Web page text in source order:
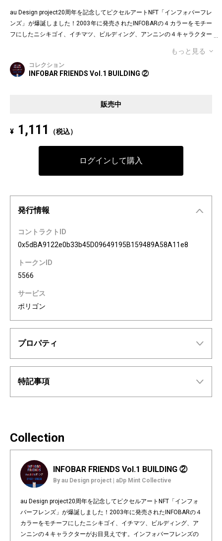
au Design project20周年を記念してピクセルアートNFT「インフォバーフレ
ンズ」が爆誕しました！2003年に発売されたINFOBARの４カラーをモチー
フにしたニシキゴイ、イチマツ、ビルディング、アンニンの４キャラクター
れていた懐かしの絵文字！第１弾は全て絵柄の異なるaDp20thロゴ入り特別
版です。「キャラクター×表情×背景色」の組み合わせパターンは3,200種類
♪あなたのお気に入りはどれですか？
Pixel art NFT "INFOBAR Friends" was created to commemorate the 20th a
3. The expressions on the INFOBAR FRIENDS' faces are nostalgic pictogra
mbination patterns of "character x expression x background color."
もっと見る
コレクション
INFOBAR FRIENDS Vol.1 BUILDING ②
販売中
¥ 1,111 （税込）
ログインして購入
発行情報
コントラクトID
0x5dBA9122e0b33b45D09649195B159489A58A11e8
トークンID
5566
サービス
ポリゴン
プロパティ
特記事項
Collection
INFOBAR FRIENDS Vol.1 BUILDING ②
By au Design project | aDp Mint Collective
au Design project20周年を記念してピクセルアートNFT「インフォ
バーフレンズ」が爆誕しました！2003年に発売されたINFOBARの４
カラーをモチーフにしたニシキゴイ、イチマツ、ビルディング、ア
ンニンの４キャラクターがお目見えです。インフォバーフレンズの